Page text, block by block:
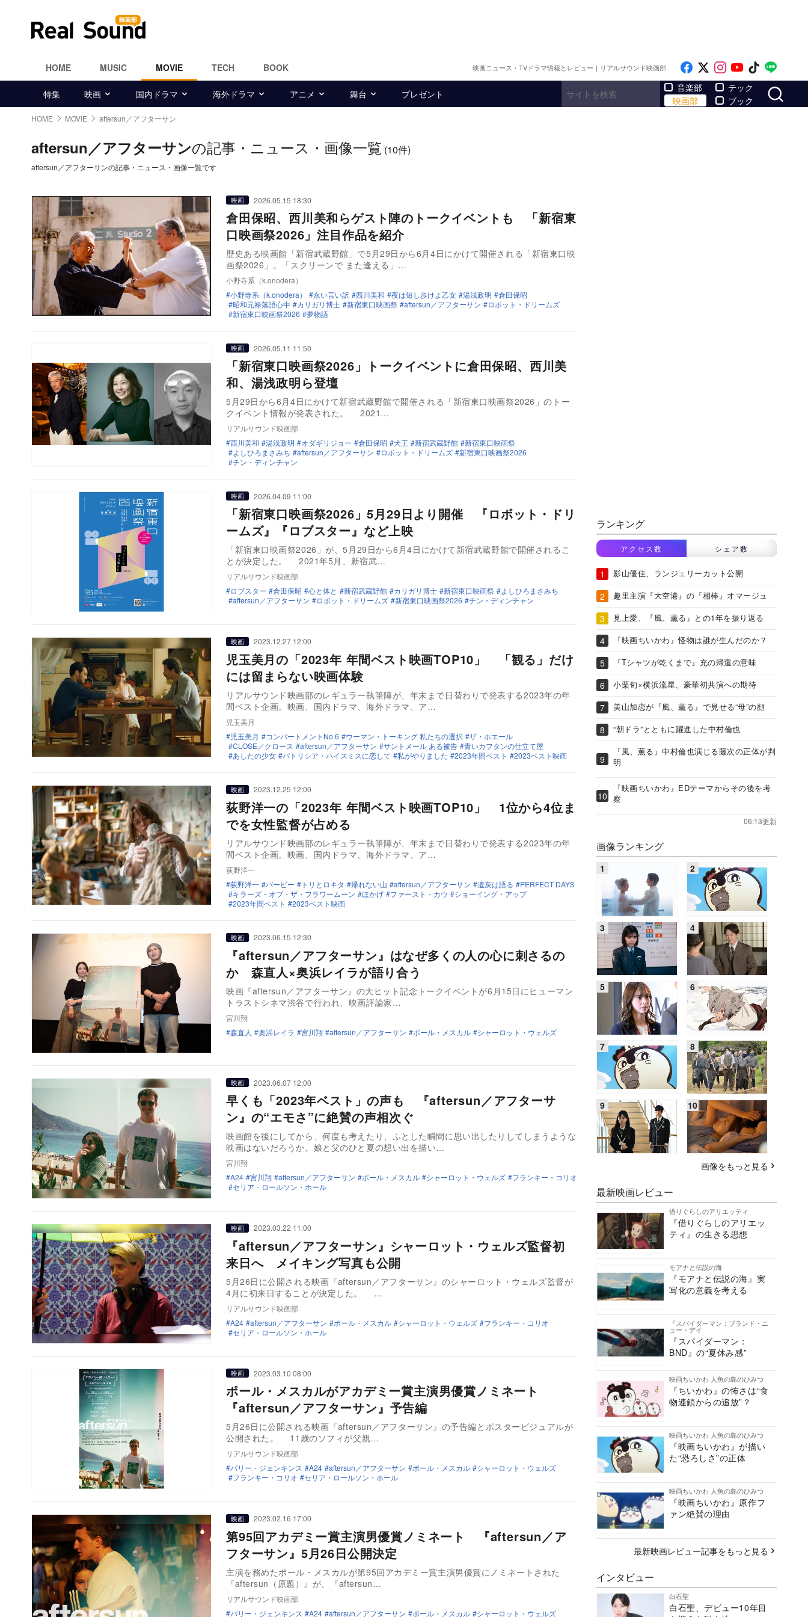
HOME MUSIC MOVIE TECH BOOK 映画ニュース・TVドラマ情報とレビュー｜リアルサウンド映画部 Like on Facebook
Follow on x
Follow on
Follow on
Follow
特集 映画 国内ドラマ 海外ドラマ アニメ 舞台 プレゼント
音楽部
映画部
テック
ブック
HOME MOVIE aftersun／アフターサン
aftersun／アフターサンの記事・ニュース・画像一覧 (10件)
aftersun／アフターサンの記事・ニュース・画像一覧です
映画 2026.05.15 18:30
倉田保昭、西川美和らゲスト陣のトークイベントも 「新宿東
口映画祭2026」注目作品を紹介
歴史ある映画館「新宿武蔵野館」で5月29日から6月4日にかけて開催される「新宿東口映
画祭2026」。「スクリーンで また逢える」…
小野寺系（k.onodera）
小野寺系（k.onodera）
永い言い訳 西川美和 夜は短し歩けよ乙女 湯浅政明
倉田保昭
昭和元禄落語心中
カリガリ博士 新宿東口映画祭 aftersun／アフターサン
ロボット・ドリームズ
新宿東口映画祭2026
夢物語
映画 2026.05.11 11:50
「新宿東口映画祭2026」トークイベントに倉田保昭、西川美
和、湯浅政明ら登壇
5月29日から6月4日にかけて新宿武蔵野館で開催される「新宿東口映画祭2026」のトー
クイベント情報が発表された。 2021…
リアルサウンド映画部
西川美和
湯浅政明 オダギリジョー 倉田保昭 犬王 新宿武蔵野館
新宿東口映画祭
よしひろまさみち
aftersun／アフターサン ロボット・ドリームズ
新宿東口映画祭2026
チン・ディンチャン
映画 2026.04.09 11:00
「新宿東口映画祭2026」5月29日より開催 『ロボット・ドリ
ームズ』『ロブスター』など上映
「新宿東口映画祭2026」が、5月29日から6月4日にかけて新宿武蔵野館で開催されるこ
とが決定した。 2021年5月、新宿武…
リアルサウンド映画部
ロブスター
倉田保昭 心と体と 新宿武蔵野館 カリガリ博士 新宿東口映画祭
よしひろまさみち
aftersun／アフターサン
ロボット・ドリームズ 新宿東口映画祭2026 チン・ディンチャン
映画 2023.12.27 12:00
児玉美月の「2023年 年間ベスト映画TOP10」 「観る」だけ
には留まらない映画体験
リアルサウンド映画部のレギュラー執筆陣が、年末まで日替わりで発表する2023年の年
間ベスト企画。映画、国内ドラマ、海外ドラマ、ア…
児玉美月
児玉美月
コンパートメントNo.6 ウーマン・トーキング 私たちの選択
ザ・ホエール
CLOSE／クロース
aftersun／アフターサン サントメール ある被告
青いカフタンの仕立て屋
あしたの少女
パトリシア・ハイスミスに恋して 私がやりました 2023年間ベスト 2023ベスト映画
映画 2023.12.25 12:00
荻野洋一の「2023年 年間ベスト映画TOP10」 1位から4位ま
でを女性監督が占める
リアルサウンド映画部のレギュラー執筆陣が、年末まで日替わりで発表する2023年の年
間ベスト企画。映画、国内ドラマ、海外ドラマ、ア…
荻野洋一
荻野洋一
バービー トリとロキタ 帰れない山 aftersun／アフターサン 遺灰は語る
PERFECT DAYS
キラーズ・オブ・ザ・フラワームーン
ほかげ ファースト・カウ
ショーイング・アップ
2023年間ベスト
2023ベスト映画
映画 2023.06.15 12:30
『aftersun／アフターサン』はなぜ多くの人の心に刺さるの
か 森直人×奥浜レイラが語り合う
映画『aftersun／アフターサン』の大ヒット記念トークイベントが6月15日にヒューマン
トラストシネマ渋谷で行われ、映画評論家…
宮川翔
森直人
奥浜レイラ 宮川翔 aftersun／アフターサン ポール・メスカル シャーロット・ウェルズ
映画 2023.06.07 12:00
早くも「2023年ベスト」の声も 『aftersun／アフターサ
ン』の“エモさ”に絶賛の声相次ぐ
映画館を後にしてから、何度も考えたり、ふとした瞬間に思い出したりしてしまうような
映画はないだろうか。娘と父のひと夏の想い出を描い…
宮川翔
A24
宮川翔 aftersun／アフターサン ポール・メスカル シャーロット・ウェルズ
フランキー・コリオ
セリア・ロールソン・ホール
映画 2023.03.22 11:00
『aftersun／アフターサン』シャーロット・ウェルズ監督初
来日へ メイキング写真も公開
5月26日に公開される映画『aftersun／アフターサン』のシャーロット・ウェルズ監督が
4月に初来日することが決定した。 …
リアルサウンド映画部
A24
aftersun／アフターサン ポール・メスカル シャーロット・ウェルズ
フランキー・コリオ
セリア・ロールソン・ホール
映画 2023.03.10 08:00
ポール・メスカルがアカデミー賞主演男優賞ノミネート
『aftersun／アフターサン』予告編
5月26日に公開される映画『aftersun／アフターサン』の予告編とポスタービジュアルが
公開された。 11歳のソフィが父親…
リアルサウンド映画部
バリー・ジェンキンス
A24 aftersun／アフターサン ポール・メスカル
シャーロット・ウェルズ
フランキー・コリオ
セリア・ロールソン・ホール
映画 2023.02.16 17:00
第95回アカデミー賞主演男優賞ノミネート 『aftersun／ア
フターサン』5月26日公開決定
主演を務めたポール・メスカルが第95回アカデミー賞主演男優賞にノミネートされた
『aftersun（原題）』が、『aftersun…
リアルサウンド映画部
バリー・ジェンキンス
A24 aftersun／アフターサン ポール・メスカル
シャーロット・ウェルズ
ランキング
アクセス数 シェア数
影山優佳、ランジェリーカット公開
趣里主演『大空港』の『相棒』オマージュ
見上愛、『風、薫る』との1年を振り返る
『映画ちいかわ』怪物は誰が生んだのか？
『Tシャツが乾くまで』充の帰還の意味
小栗旬×横浜流星、豪華初共演への期待
美山加恋が『風、薫る』で見せる“母”の顔
“朝ドラ”とともに躍進した中村倫也
『風、薫る』中村倫也演じる藤次の正体が判
明
『映画ちいかわ』EDテーマからその後を考
察
06:13更新
画像ランキング
画像をもっと見る
最新映画レビュー
借りぐらしのアリエッティ
『借りぐらしのアリエッ
ティ』の生きる思想
モアナと伝説の海
『モアナと伝説の海』実
写化の意義を考える
『スパイダーマン：ブランド・ニ
ュー・デイ
『スパイダーマン：
BND』の“夏休み感”
映画ちいかわ 人魚の島のひみつ
『ちいかわ』の怖さは“食
物連鎖からの追放”？
映画ちいかわ 人魚の島のひみつ
『映画ちいかわ』が描い
た“恐ろしさ”の正体
映画ちいかわ 人魚の島のひみつ
『映画ちいかわ』原作フ
ァン絶賛の理由
最新映画レビュー記事をもっと見る
インタビュー
白石聖
白石聖、デビュー10年目